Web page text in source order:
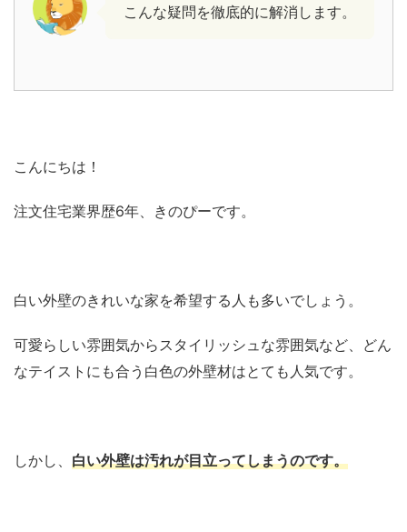
こんな疑問を徹底的に解消します。
こんにちは！
注文住宅業界歴6年、きのぴーです。
白い外壁のきれいな家を希望する人も多いでしょう。
可愛らしい雰囲気からスタイリッシュな雰囲気など、どん
なテイストにも合う白色の外壁材はとても人気です。
しかし、 白い外壁は汚れが目立ってしまうのです。